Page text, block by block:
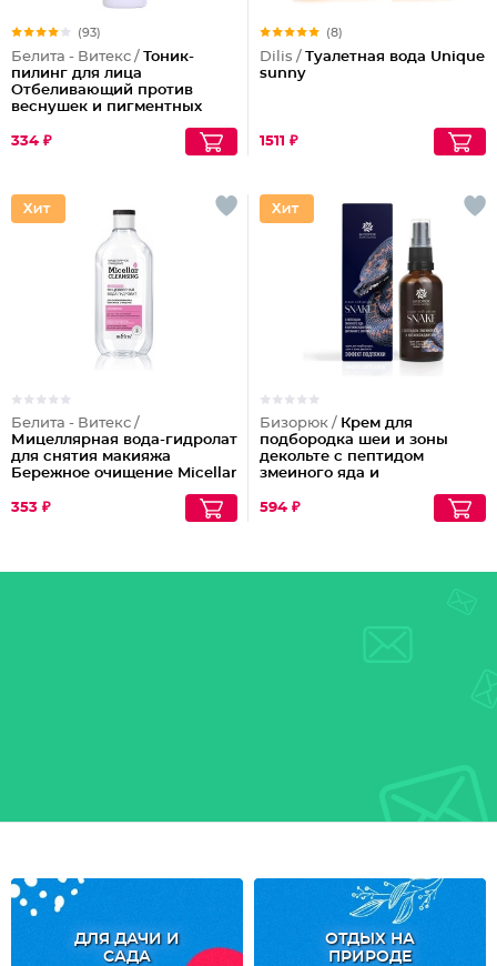
(93)
Белита - Витекс / Тоник-
пилинг для лица
Отбеливающий против
веснушек и пигментных
334 ₽
(8)
Dilis / Туалетная вода Unique
sunny
1511 ₽
Белита - Витекс /
Мицеллярная вода-гидролат
для снятия макияжа
Бережное очищение Micellar
353 ₽
Бизорюк / Крем для
подбородка шеи и зоны
декольте с пептидом
змеиного яда и
594 ₽
ДЛЯ ДАЧИ И
САДА
ОТДЫХ НА
ПРИРОДЕ